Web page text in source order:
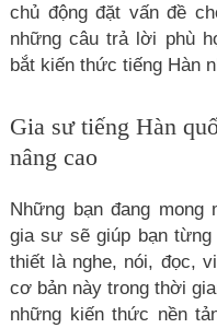
chủ động đặt vấn đề
những câu trả lời phù
bắt kiến thức tiếng Hàn
Gia sư tiếng Hàn
nâng cao
Những bạn đang
gia sư sẽ giúp bạn
thiết là nghe, nói, đọc,
cơ bản này trong thời
những kiến thức nền